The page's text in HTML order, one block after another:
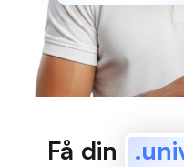
Få din